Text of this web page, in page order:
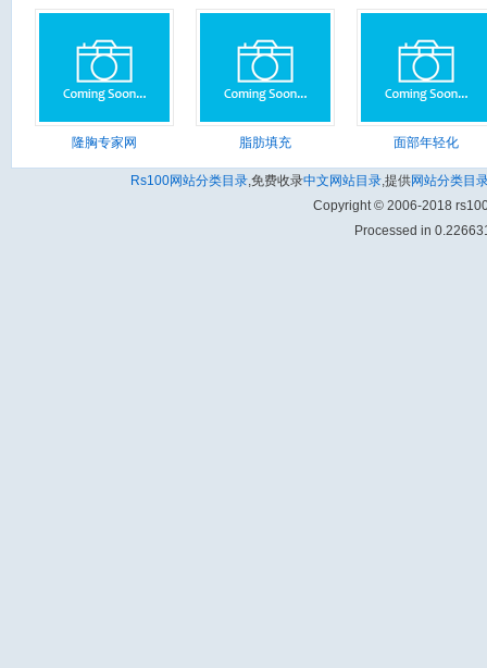
隆胸专家网 脂肪填充 面部年轻化
Rs100网站分类目录,免费收录中文网站目录,提供网站分类目
Copyright © 2006-2018
Processed in